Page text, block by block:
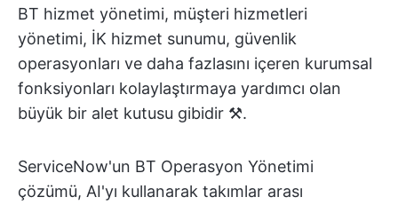
BT hizmet yönetimi, müşteri hizmetleri
yönetimi, İK hizmet sunumu, güvenlik
operasyonları ve daha fazlasını içeren kurumsal
fonksiyonları kolaylaştırmaya yardımcı olan
büyük bir alet kutusu gibidir ⚒️.
ServiceNow'un BT Operasyon Yönetimi
çözümü, AI'yı kullanarak takımlar arası